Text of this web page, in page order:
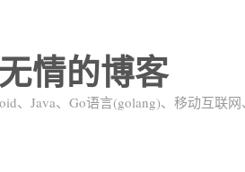
情的博客
、Java、Go语言(golang)、移动互联